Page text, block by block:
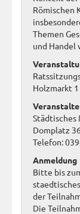
Römischen
Themen
und Handel
Holzmarkt
Städtisches
Domplatz
Telefon:
Anmeldung
Bitte bis
der
Die